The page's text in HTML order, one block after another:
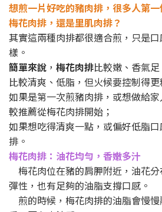
想煎一片好吃的豬肉排，很多人第
梅花肉排，還是里肌肉排？
其實這兩種肉排都很適合煎，只是
樣。
簡單來說 ， 梅花肉排比較嫩、香氣足
比較清爽、低脂，但火候要控制得更
如果是第一次煎豬肉排，或想做給
較推薦從梅花肉排開始；
如果想吃得清爽一點，或偏好低脂
排。
梅花肉排：油花均勻，香嫩多汁
梅花肉位在豬的肩胛附近，油花
彈性，也有足夠的油脂支撐口感。
煎的時候，梅花肉排的油脂會慢